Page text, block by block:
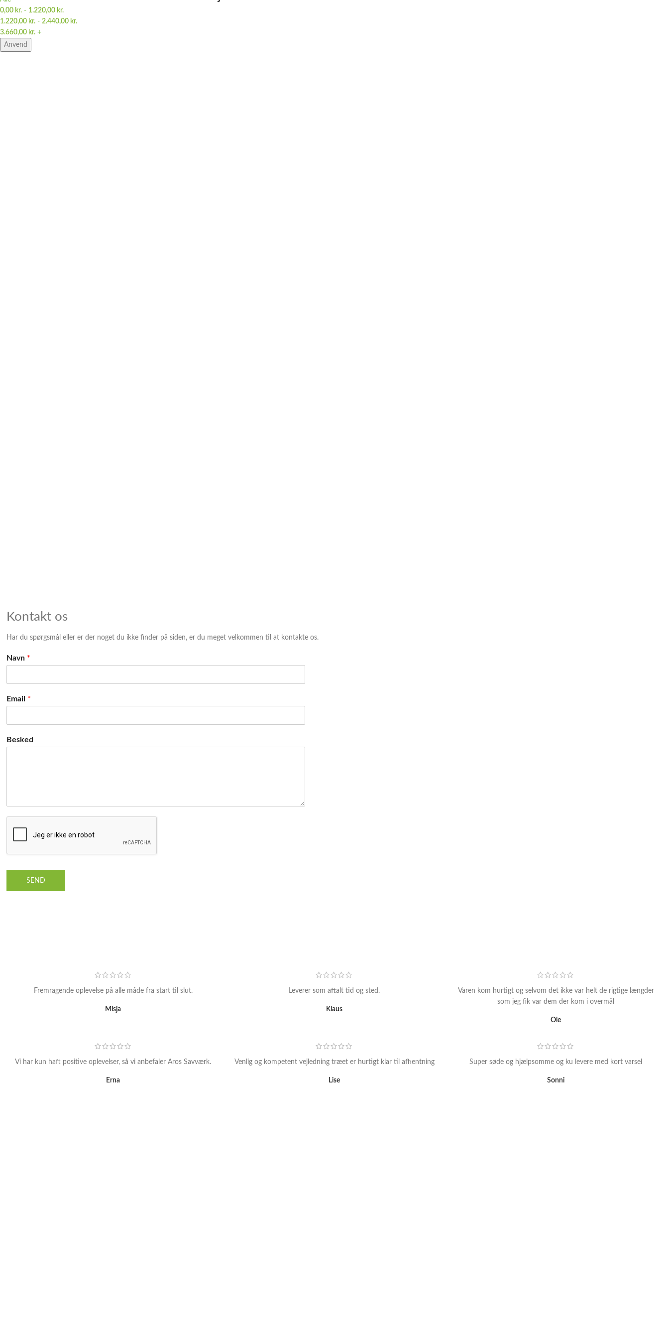
0,00 kr. - 1.220,00 kr.
1.220,00 kr. - 2.440,00 kr.
3.660,00 kr. +
Anvend
Kontakt os
Har du spørgsmål eller er der noget du ikke finder på siden, er du meget velkommen til at kontakte os.
Navn *
Email *
Besked
SEND
Fremragende oplevelse på alle måde fra start til slut.
Misja
Leverer som aftalt tid og sted.
Klaus
Varen kom hurtigt og selvom det ikke var helt de rigtige længder
som jeg fik var dem der kom i overmål
Ole
Vi har kun haft positive oplevelser, så vi anbefaler Aros Savværk.
Erna
Venlig og kompetent vejledning træet er hurtigt klar til afhentning
Lise
Super søde og hjælpsomme og ku levere med kort varsel
Sonni